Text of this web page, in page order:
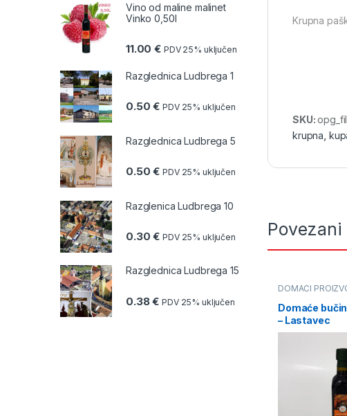
Krupna
SKU:
krupna
DOMAĆI
Domaće
– Lastavec
Vino od maline malinet
Vinko 0,50l
11.00€ PDV 25% uključen
Razglednica Ludbrega 1
0.50€ PDV 25% uključen
Razglednica Ludbrega 5
0.50€ PDV 25% uključen
Razglenica Ludbrega 10
0.30€ PDV 25% uključen
Razglednica Ludbrega 15
0.38€ PDV 25% uključen